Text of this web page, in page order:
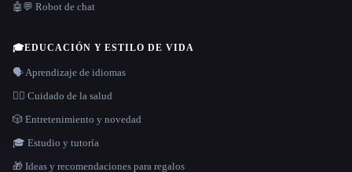
🤖💬 Robot de chat
🎓EDUCACIÓN Y ESTILO DE VIDA
🗣️ Aprendizaje de idiomas
👩‍⚕️ Cuidado de la salud
🎲 Entretenimiento y novedad
🎓 Estudio y tutoría
🎁 Ideas y recomendaciones para regalos